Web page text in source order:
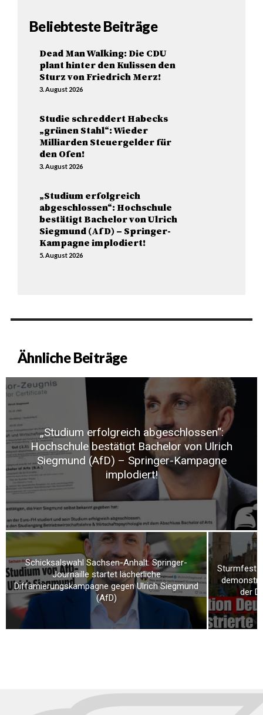
Beliebteste Beiträge
Dead Man Walking: Die CDU
plant hinter den Kulissen den
Sturz von Friedrich Merz!
3. August 2026
Studie schreddert Habecks
„grünen Stahl“: Wieder
Milliarden Steuergelder für
den Ofen!
3. August 2026
„Studium erfolgreich
abgeschlossen“: Hochschule
bestätigt Bachelor von Ulrich
Siegmund (AfD) – Springer-
Kampagne implodiert!
5. August 2026
Ähnliche Beiträge
„Studium erfolgreich abgeschlossen“:
Hochschule bestätigt Bachelor von Ulrich
Siegmund (AfD) – Springer-Kampagne
implodiert!
Schicksalswahl Sachsen-Anhalt: Springer-
Journaille startet lächerliche
Diffamierungskampagne gegen Ulrich Siegmund
(AfD)
Sturmfest
der